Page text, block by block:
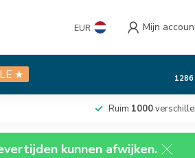
EUR Mijn
★ 1286
Ruim 1000
kunnen afwijken.